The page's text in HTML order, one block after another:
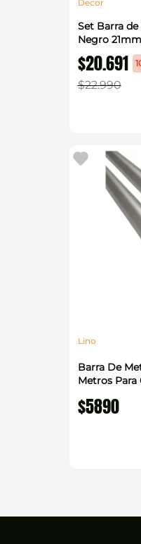
Decor
Set Barra
Negro
$20.691
$22.990
Lino
Barra De
Metros Para
$5890